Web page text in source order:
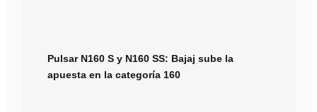
Pulsar N160 S y N160 SS: Bajaj sube la
apuesta en la categoría 160